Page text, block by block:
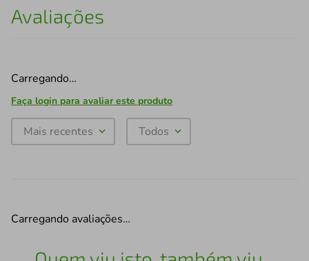
Avaliações
Carregando…
Faça login para avaliar este produto
Mais recentes Todos
Carregando avaliações…